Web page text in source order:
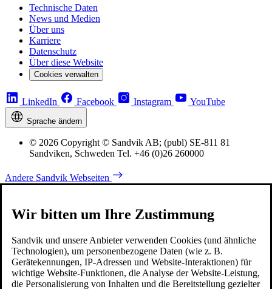
Technische Daten
News und Medien
Über uns
Karriere
Datenschutz
Über diese Website
Cookies verwalten
LinkedIn Facebook Instagram YouTube
Sprache ändern
© 2026 Copyright © Sandvik AB; (publ) SE-811 81
Sandviken, Schweden Tel. +46 (0)26 260000
Andere Sandvik Webseiten
Wir bitten um Ihre Zustimmung
Sandvik und unsere Anbieter verwenden Cookies (und ähnliche
Technologien), um personenbezogene Daten (wie z. B.
Gerätekennungen, IP-Adressen und Website-Interaktionen) für
wichtige Website-Funktionen, die Analyse der Website-Leistung,
die Personalisierung von Inhalten und die Bereitstellung gezielter